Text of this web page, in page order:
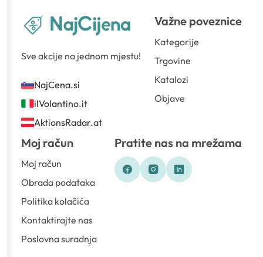
Sve akcije na jednom mjestu!
NajCena.si
ilVolantino.it
AktionsRadar.at
Važne poveznice
Kategorije
Trgovine
Katalozi
Objave
Moj račun
Moj račun
Obrada podataka
Politika kolačića
Kontaktirajte nas
Poslovna suradnja
Pratite nas na mrežama